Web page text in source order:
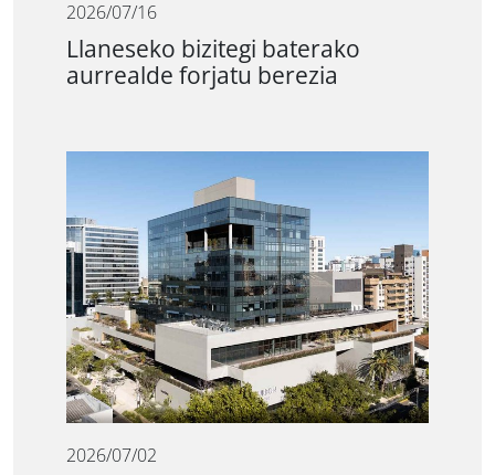
2026/07/16
Llaneseko bizitegi baterako
aurrealde forjatu berezia
2026/07/02